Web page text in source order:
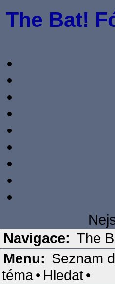
The Bat!
Navigace: The
Menu: Seznam
téma• Hledat•